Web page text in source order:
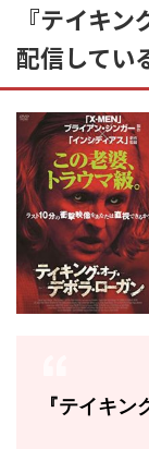
『テイキ
配信してい
『テイキン